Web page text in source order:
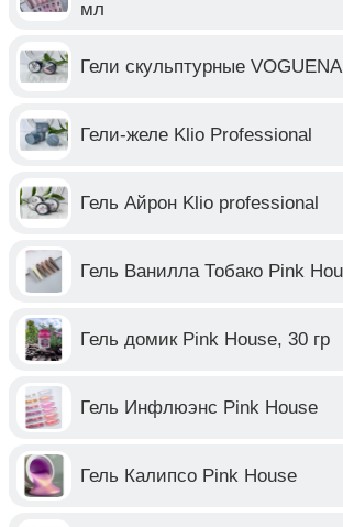
мл
Гели скульптурные
Гели-желе Klio Professional
Гель Айрон Klio professional
Гель Ванилла Тобако Pink
Гель домик Pink House, 30 гр
Гель Инфлюэнс Pink House
Гель Калипсо Pink House